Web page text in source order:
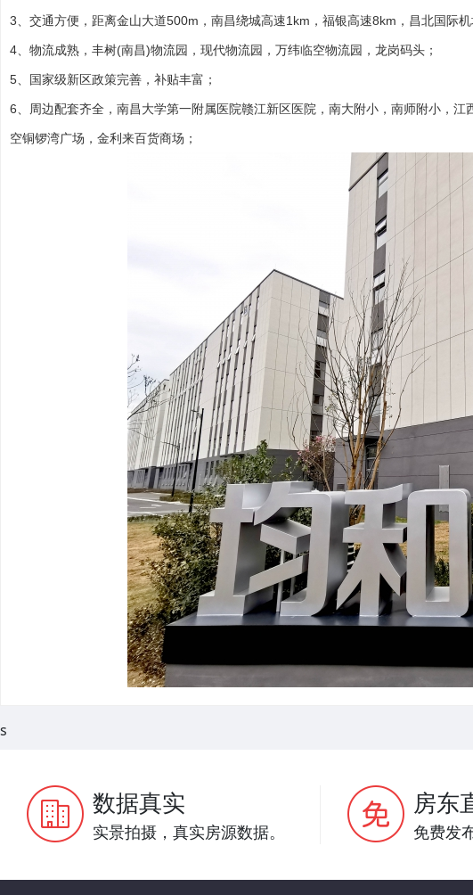
3、交通方便，距离金山大道500m，南昌绕城高速1km，福银高速8km，昌北国际机
4、物流成熟，丰树(南昌)物流园，现代物流园，万纬临空物流园，龙岗码头；
5、国家级新区政策完善，补贴丰富；
6、周边配套齐全，南昌大学第一附属医院赣江新区医院，南大附小，南师附小，
空铜锣湾广场，金利来百货商场；
s
数据真实
实景拍摄，真实房源数据。
房东
免费发